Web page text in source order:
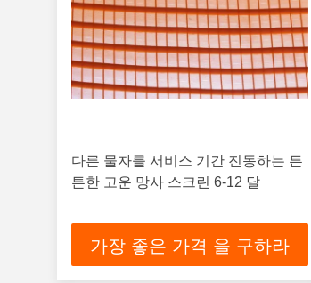
다른 물자를 서비스 기간 진동하는 튼
튼한 고운 망사 스크린 6-12 달
가장 좋은 가격 을 구하라